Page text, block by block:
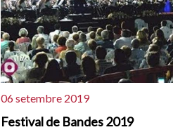
06 setembre 2019
Festival de Bandes 2019